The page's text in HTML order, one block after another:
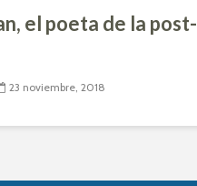
el poeta de la post-
23 noviembre, 2018